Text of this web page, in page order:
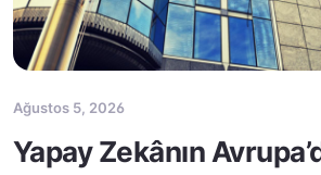
Ağustos 5, 2026
Yapay Zekânın